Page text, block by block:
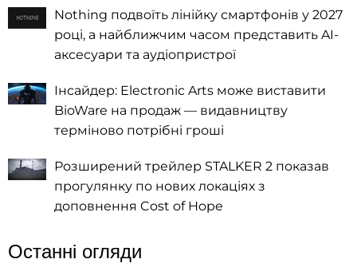
Nothing подвоїть лінійку смартфонів у 2027
році, а найближчим часом представить AI-
аксесуари та аудіопристрої
Інсайдер: Electronic Arts може виставити
BioWare на продаж — видавництву
терміново потрібні гроші
Розширений трейлер STALKER 2 показав
прогулянку по нових локаціях з
доповнення Cost of Hope
Останні огляди